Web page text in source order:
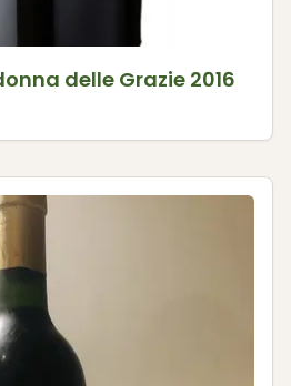
delle Grazie 2016